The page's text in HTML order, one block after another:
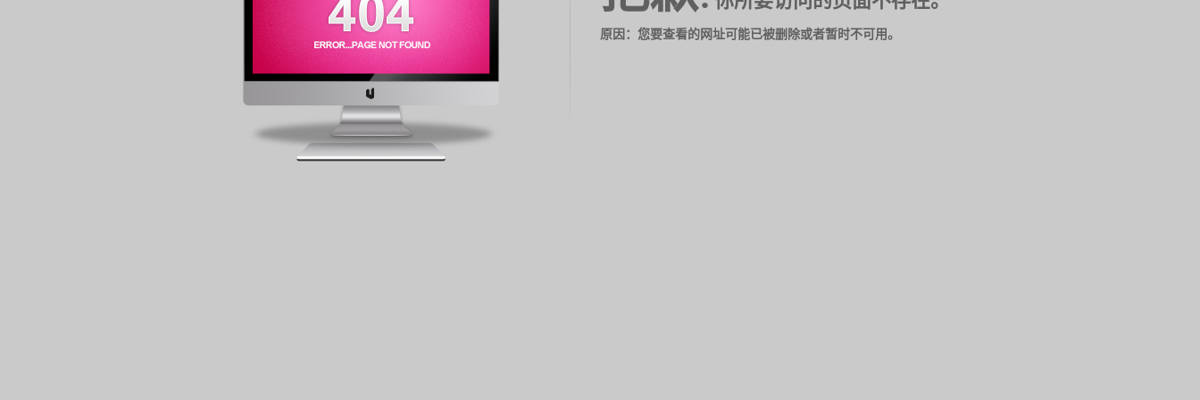
原因：您要查看的网址可能已被删除或者暂时不可用。